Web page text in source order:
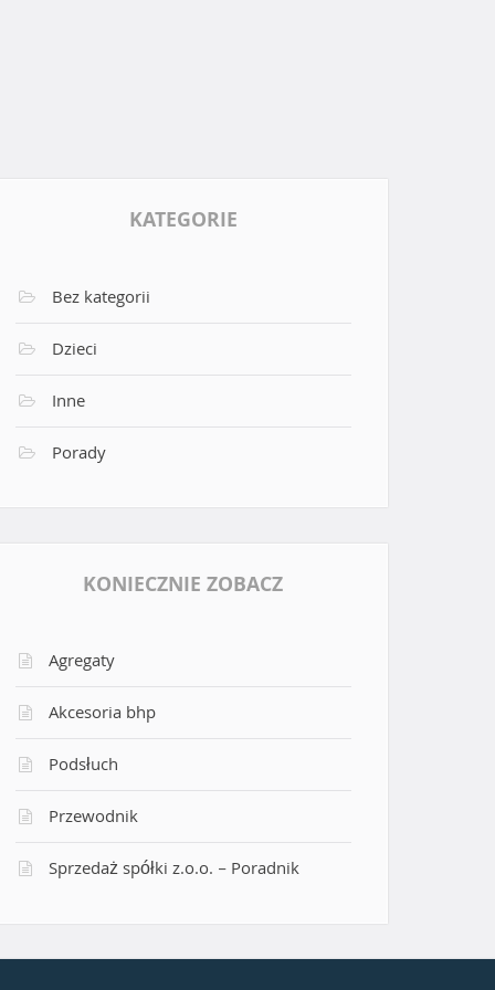
KATEGORIE
Bez kategorii
Dzieci
Inne
Porady
KONIECZNIE ZOBACZ
Agregaty
Akcesoria bhp
Podsłuch
Przewodnik
Sprzedaż spółki z.o.o. – Poradnik